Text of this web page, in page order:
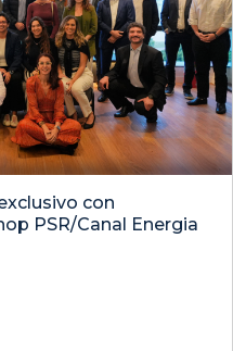
con
PSR/Canal Energia